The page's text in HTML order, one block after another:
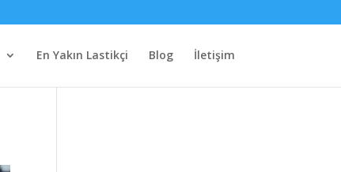
En Yakın Lastikçi Blog İletişim